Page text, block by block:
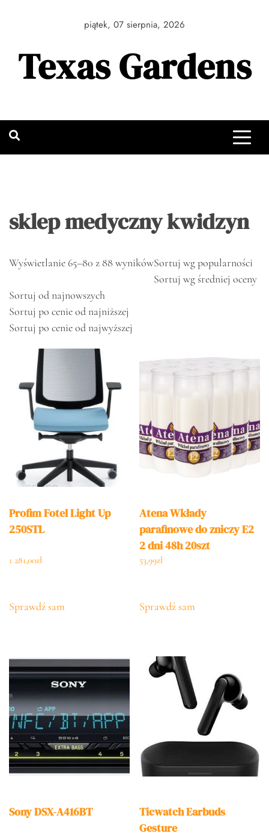
piątek, 07 sierpnia, 2026
Texas Gardens
sklep medyczny kwidzyn
Wyświetlanie 65–80 z 88 wynikówSortuj wg popularności
Sortuj wg średniej oceny
Sortuj od najnowszych
Sortuj po cenie od najniższej
Sortuj po cenie od najwyższej
Profim Fotel Light Up
250STL
1 281,00zł
Sprawdź sam
Atena Wkłady
parafinowe do zniczy E2
2 dni 48h 20szt
53,99zł
Sprawdź sam
Sony DSX-A416BT
Ticwatch Earbuds
Gesture